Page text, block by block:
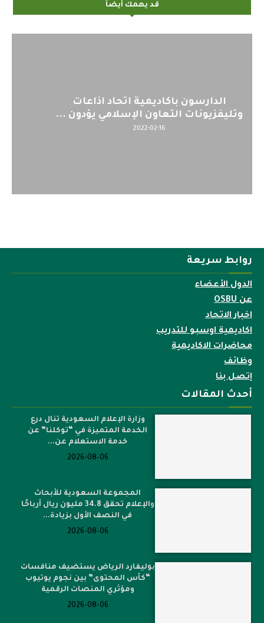
قد يهمك أيضاً
اليوم : المشاركة بالاجتماع التحضيري
لمنظمي قمة اسيا...
2022-04-12
روابط سريعة
الدول الأعضاء
عن OSBU
اخبار الاتحاد
اكاديمية اوسبو للتدريب
محاضرات الاكاديمية
وظائف
إتصل بنا
أحدث المقالات
وزارة الإعلام السعودية تنال درع
الخدمة المتميزة في “توكلنا” عن
خدمة الاستعلام عن...
2026-08-06
المجموعة السعودية للأبحاث
والإعلام تحقق 34.8 مليون ريال أرباحًا
في النصف الأول بزيادة...
2026-08-06
بوليفارد الرياض يستضيف منافسات
“كأس المحتوى” بين نجوم يوتيوب
ومؤثري المنصات الرقمية
2026-08-06